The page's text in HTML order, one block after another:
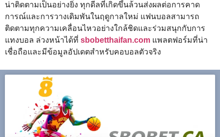
น่าติดตามเป็นอย่างยิ่ง ทุกดีลที่เกิดขึ้นล้วนส่งผลต่อการคาด
การณ์และการวางเดิมพันในฤดูกาลใหม่ แฟนบอลสามารถ
ติดตามทุกความเคลื่อนไหวอย่างใกล้ชิดและร่วมสนุกกับการ
แทงบอล ล่วงหน้าได้ที่ sbobetthaifan.com แพลตฟอร์มที่น่า
เชื่อถือและมีข้อมูลอัปเดตสำหรับคอบอลตัวจริง